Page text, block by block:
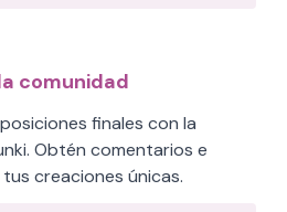
comunidad
finales con la
Obtén comentarios e
creaciones únicas.